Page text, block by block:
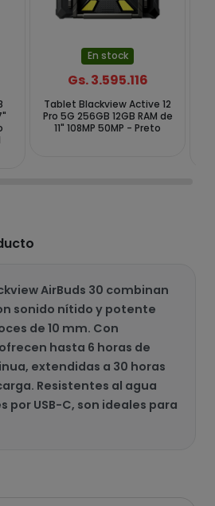
En stock
Gs. 3.595.116
Tablet Blackview Active 12
Pro 5G 256GB 12GB RAM de
11" 108MP 50MP - Preto
AirBuds 30 combinan
sonido nítido y potente
de 10 mm. Con
hasta 6 horas de
extendidas a 30 horas
Resistentes al agua
por USB-C, son ideales para